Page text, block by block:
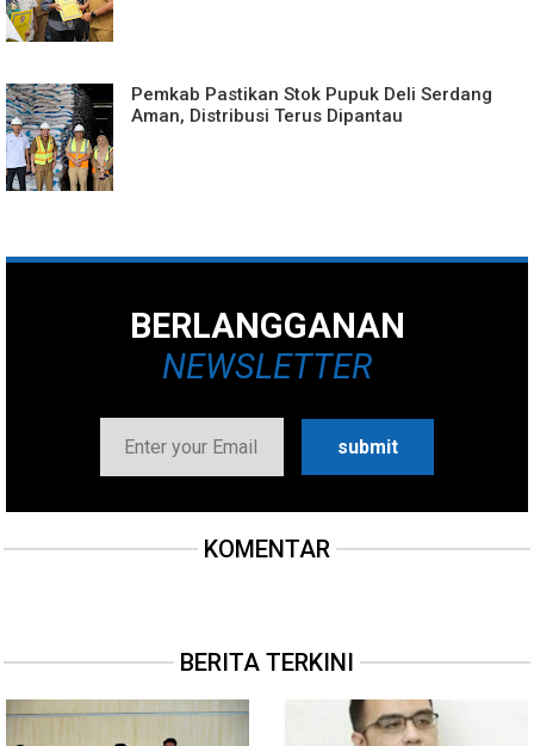
Pemkab Pastikan Stok Pupuk Deli Serdang
Aman, Distribusi Terus Dipantau
BERLANGGANAN
NEWSLETTER
KOMENTAR
BERITA TERKINI